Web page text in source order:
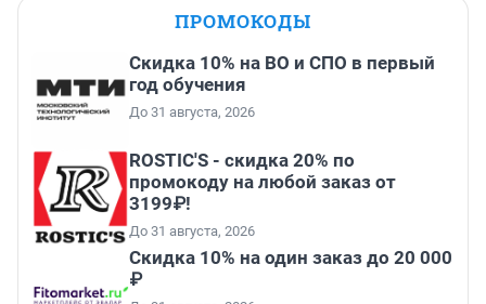
ПРОМОКОДЫ
Скидка 10% на ВО и СПО в первый
год обучения
До 31 августа, 2026
ROSTIC'S - скидка 20% по
промокоду на любой заказ от
3199₽!
До 31 августа, 2026
Скидка 10% на один заказ до 20 000
₽